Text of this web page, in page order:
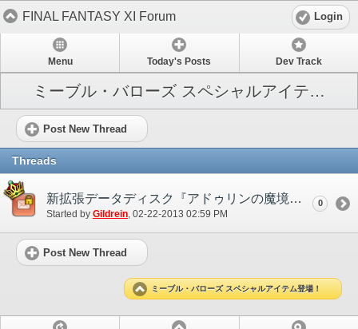
FINAL FANTASY XI Forum Login
Menu Today's Posts Dev Track
ミーブル・バローズ スペシャルアイテム登場！
Post New Thread
Threads
新拡張データディスク『アドゥリンの魔境』リリース記念キャンペーン第2弾開催決定！
Started by Gildrein‎, 02-22-2013 02:59 PM
0
Post New Thread
ミーブル・バローズ スペシャルアイテム登場！